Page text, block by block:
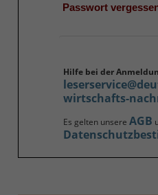
Passwort
Hilfe bei der
wirtschafts-
Es gelten unsere AGB